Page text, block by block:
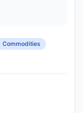
Commodities